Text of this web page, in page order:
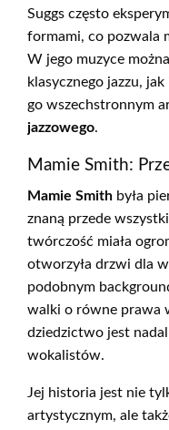
Suggs często
formami, co pozwala
W jego muzyce
klasycznego jazzu,
go wszechstronnym
jazzowego.
Mamie Smith:
Mamie Smith była
znaną przede
twórczość miała
otworzyła drzwi dla
podobnym
walki o równe prawa
dziedzictwo jest
wokalistów.
Jej historia jest nie
artystycznym, ale